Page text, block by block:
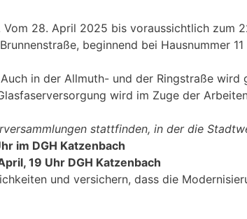
28. April 2025 bis voraussichtlich zum
beginnend bei Hausnummer
in der Allmuth- und der Ringstraße
wird im Zuge der
stattfinden, in der die
im DGH Katzenbach
19 Uhr DGH Katzenbach
und versichern, dass die